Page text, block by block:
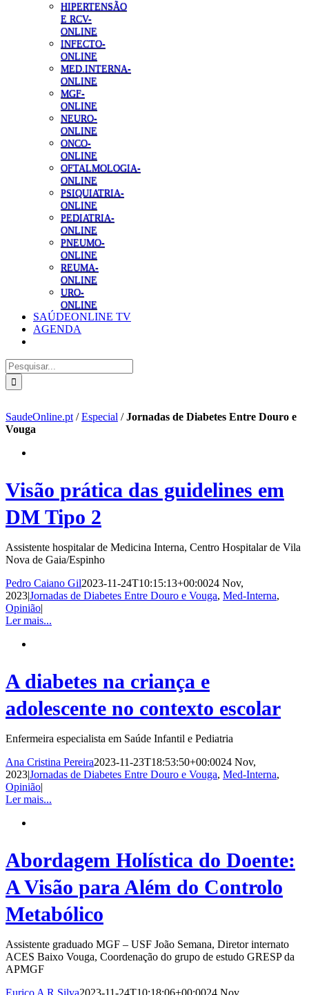
HIPERTENSÃO
E RCV-
ONLINE
INFECTO-
ONLINE
MED.INTERNA-
ONLINE
MGF-
ONLINE
NEURO-
ONLINE
ONCO-
ONLINE
OFTALMOLOGIA-
ONLINE
PSIQUIATRIA-
ONLINE
PEDIATRIA-
ONLINE
PNEUMO-
ONLINE
REUMA-
ONLINE
URO-
ONLINE
SAÚDEONLINE TV
AGENDA
Pesquisar
SaudeOnline.pt /Especial /Jornadas de Diabetes Entre Douro e
Vouga
Visão prática das guidelines em
DM Tipo 2
Assistente hospitalar de Medicina Interna, Centro Hospitalar de Vila
Nova de Gaia/Espinho
Pedro Caiano Gil2023-11-24T10:15:13+00:0024 Nov,
2023|Jornadas de Diabetes Entre Douro e Vouga, Med-Interna,
Opinião|
Ler mais...
A diabetes na criança e
adolescente no contexto escolar
Enfermeira especialista em Saúde Infantil e Pediatria
Ana Cristina Pereira2023-11-23T18:53:50+00:0024 Nov,
2023|Jornadas de Diabetes Entre Douro e Vouga, Med-Interna,
Opinião|
Ler mais...
Abordagem Holística do Doente:
A Visão para Além do Controlo
Metabólico
Assistente graduado MGF – USF João Semana, Diretor internato
ACES Baixo Vouga, Coordenação do grupo de estudo GRESP da
APMGF
Eurico A R Silva2023-11-24T10:18:06+00:0024 Nov,